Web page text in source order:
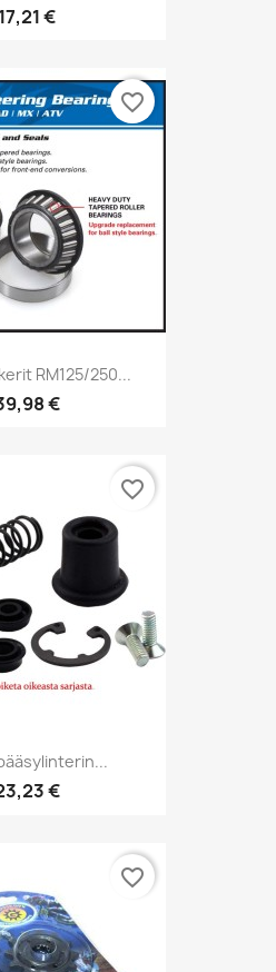
17,21 €
RM125/250...
€
favorite_border
€
favorite_border
favorite_border